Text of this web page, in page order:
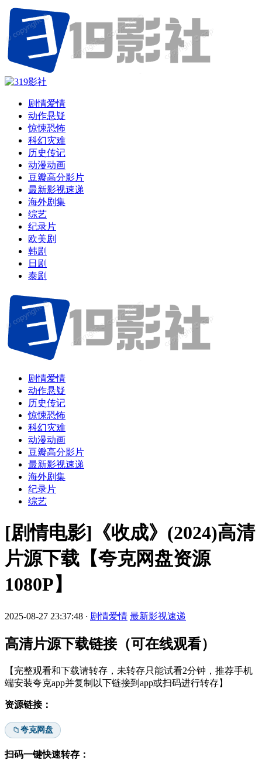
剧情爱情
动作悬疑
惊悚恐怖
科幻灾难
历史传记
动漫动画
豆瓣高分影片
最新影视速递
海外剧集
综艺
纪录片
欧美剧
韩剧
日剧
泰剧
剧情爱情
动作悬疑
历史传记
惊悚恐怖
科幻灾难
动漫动画
豆瓣高分影片
最新影视速递
海外剧集
纪录片
综艺
[剧情电影]《收成》(2024)高清
片源下载【夸克网盘资源
1080P】
2025-08-27 23:37:48 · 剧情爱情 最新影视速递
高清片源下载链接（可在线观看）
【完整观看和下载请转存，未转存只能试看2分钟，推荐手机
端安装夸克app并复制以下链接到app或扫码进行转存】
资源链接：
📁夸克网盘
扫码一键快速转存：